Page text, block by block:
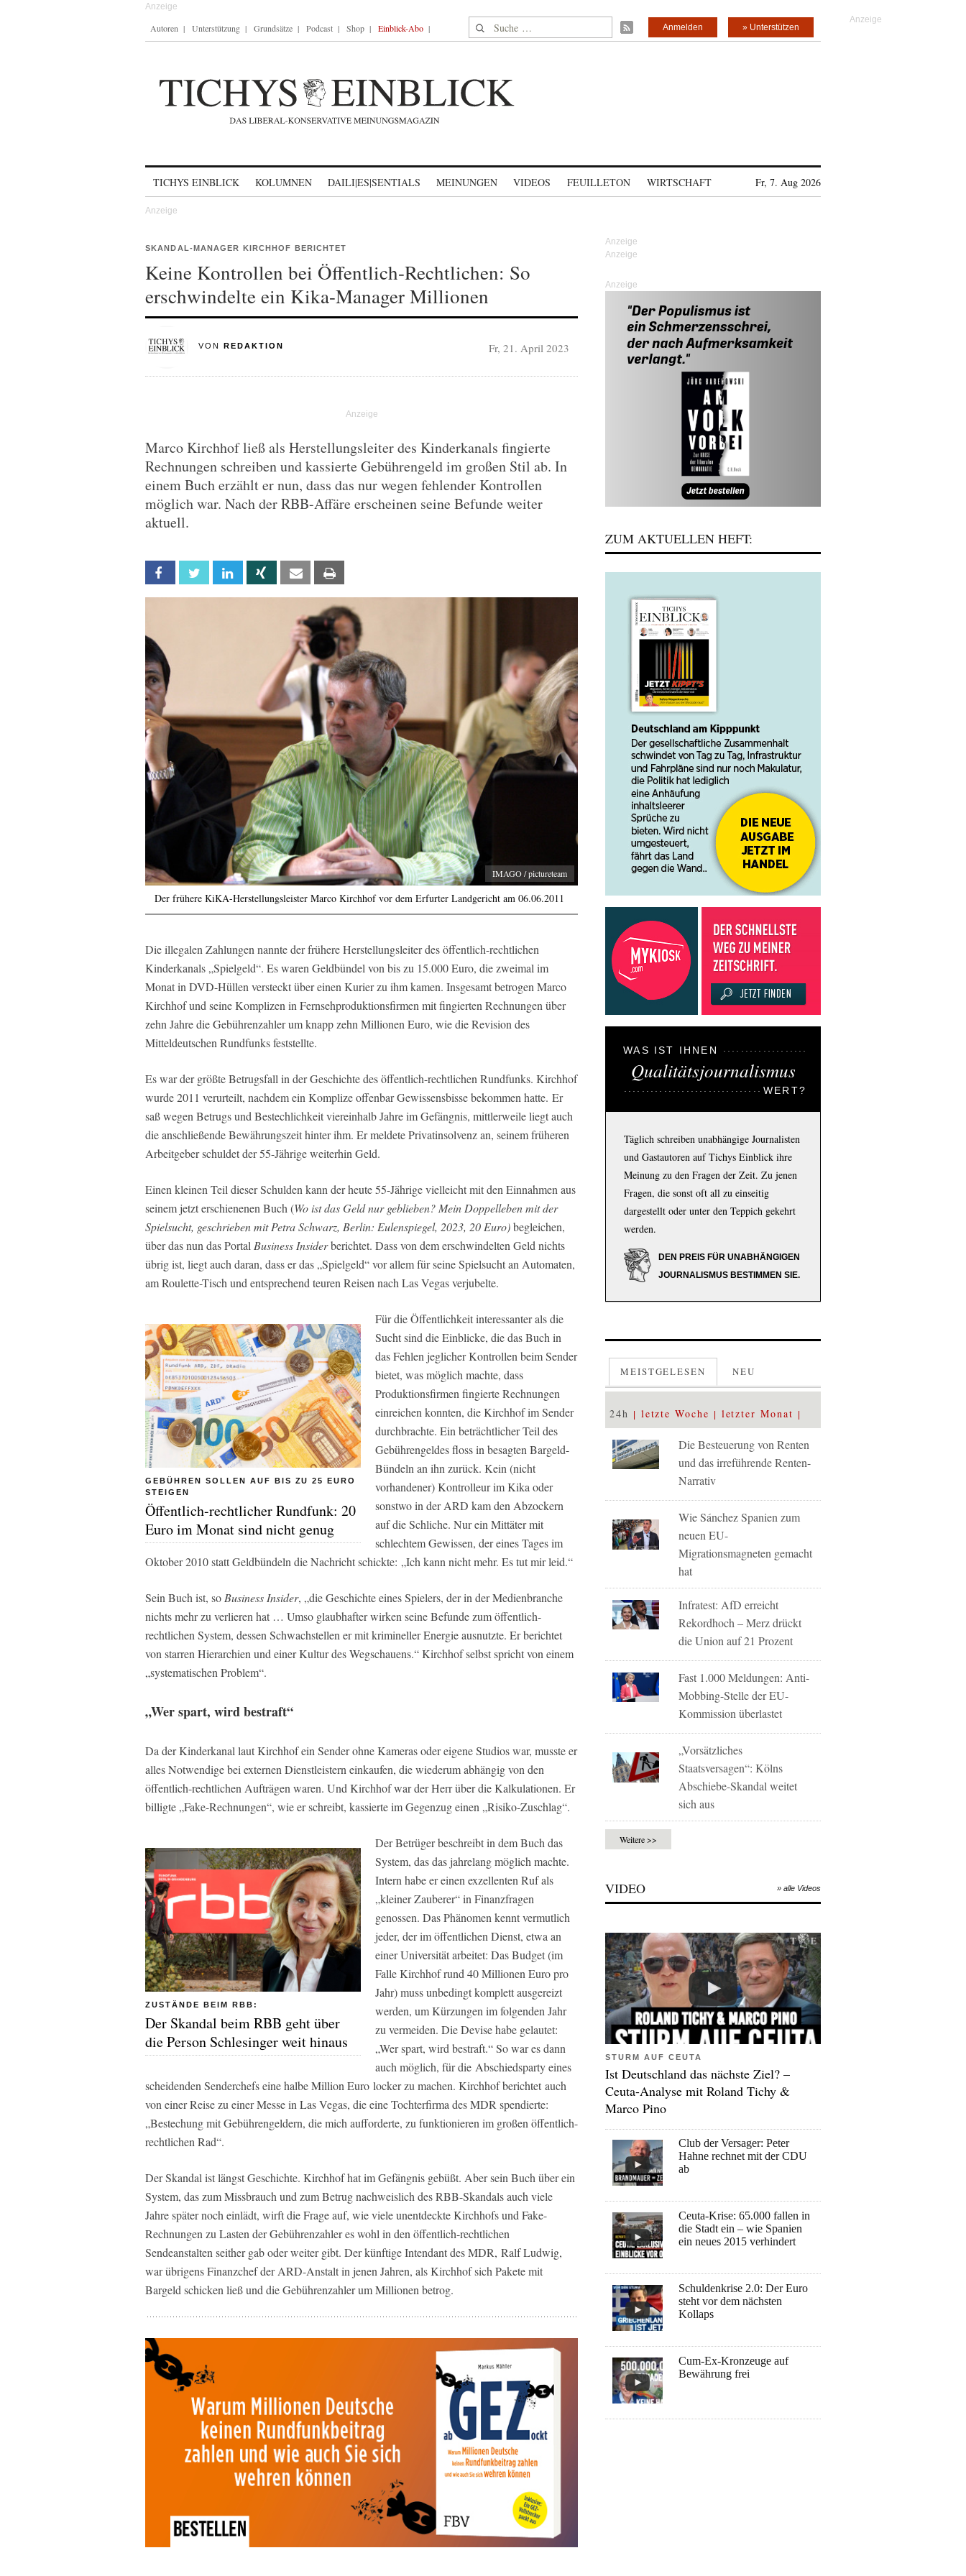
Autoren Unterstützung Grundsätze Podcast Shop Einblick-Abo Suche nach: » Unterstützen
Anmelden
TICHYS EINBLICK KOLUMNEN DAILI|ES|SENTIALS MEINUNGEN VIDEOS FEUILLETON WIRTSCHAFT Fr, 7. Aug 2026
SKANDAL-MANAGER KIRCHHOF BERICHTET
Keine Kontrollen bei Öffentlich-Rechtlichen: So
erschwindelte ein Kika-Manager Millionen
VON REDAKTION Fr, 21. April 2023
Marco Kirchhof ließ als Herstellungsleiter des Kinderkanals fingierte
Rechnungen schreiben und kassierte Gebührengeld im großen Stil ab. In
einem Buch erzählt er nun, dass das nur wegen fehlender Kontrollen
möglich war. Nach der RBB-Affäre erscheinen seine Befunde weiter
aktuell.
Facebook Twitter Linkedin Xing Email
IMAGO / pictureteam
Der frühere KiKA-Herstellungsleister Marco Kirchhof vor dem Erfurter Landgericht am 06.06.2011
Die illegalen Zahlungen nannte der frühere Herstellungsleiter des öffentlich-rechtlichen
Kinderkanals „Spielgeld“. Es waren Geldbündel von bis zu 15.000 Euro, die zweimal im
Monat in DVD-Hüllen versteckt über einen Kurier zu ihm kamen. Insgesamt betrogen Marco
Kirchhof und seine Komplizen in Fernsehproduktionsfirmen mit fingierten Rechnungen über
zehn Jahre die Gebührenzahler um knapp zehn Millionen Euro, wie die Revision des
Mitteldeutschen Rundfunks feststellte.
Es war der größte Betrugsfall in der Geschichte des öffentlich-rechtlichen Rundfunks. Kirchhof
wurde 2011 verurteilt, nachdem ein Komplize offenbar Gewissensbisse bekommen hatte. Er
saß wegen Betrugs und Bestechlichkeit viereinhalb Jahre im Gefängnis, mittlerweile liegt auch
die anschließende Bewährungszeit hinter ihm. Er meldete Privatinsolvenz an, seinem früheren
Arbeitgeber schuldet der 55-Jährige weiterhin Geld.
Einen kleinen Teil dieser Schulden kann der heute 55-Jährige vielleicht mit den Einnahmen aus
seinem jetzt erschienenen Buch (Wo ist das Geld nur geblieben? Mein Doppelleben mit der
Spielsucht, geschrieben mit Petra Schwarz, Berlin: Eulenspiegel, 2023, 20 Euro)begleichen,
über das nun das Portal Business Insiderberichtet. Dass von dem erschwindelten Geld nichts
übrig ist, liegt auch daran, dass er das „Spielgeld“ vor allem für seine Spielsucht an Automaten,
am Roulette-Tisch und entsprechend teuren Reisen nach Las Vegas verjubelte.
GEBÜHREN SOLLEN AUF BIS ZU 25 EURO
STEIGEN
Öffentlich-rechtlicher Rundfunk: 20
Euro im Monat sind nicht genug
Für die Öffentlichkeit interessanter als die
Sucht sind die Einblicke, die das Buch in
das Fehlen jeglicher Kontrollen beim Sender
bietet, was möglich machte, dass
Produktionsfirmen fingierte Rechnungen
einreichen konnten, die Kirchhof im Sender
durchbrachte. Ein beträchtlicher Teil des
Gebührengeldes floss in besagten Bargeld-
Bündeln an ihn zurück. Kein (nicht
vorhandener) Kontrolleur im Kika oder
sonstwo in der ARD kam den Abzockern
auf die Schliche. Nur ein Mittäter mit
schlechtem Gewissen, der eines Tages im
Oktober 2010 statt Geldbündeln die Nachricht schickte: „Ich kann nicht mehr. Es tut mir leid.“
Sein Buch ist, so Business Insider, „die Geschichte eines Spielers, der in der Medienbranche
nichts mehr zu verlieren hat … Umso glaubhafter wirken seine Befunde zum öffentlich-
rechtlichen System, dessen Schwachstellen er mit krimineller Energie ausnutzte. Er berichtet
von starren Hierarchien und einer Kultur des Wegschauens.“ Kirchhof selbst spricht von einem
„systematischen Problem“.
„Wer spart, wird bestraft“
Da der Kinderkanal laut Kirchhof ein Sender ohne Kameras oder eigene Studios war, musste er
alles Notwendige bei externen Dienstleistern einkaufen, die wiederum abhängig von den
öffentlich-rechtlichen Aufträgen waren. Und Kirchhof war der Herr über die Kalkulationen. Er
billigte „Fake-Rechnungen“, wie er schreibt, kassierte im Gegenzug einen „Risiko-Zuschlag“.
ZUSTÄNDE BEIM RBB:
Der Skandal beim RBB geht über
die Person Schlesinger weit hinaus
Der Betrüger beschreibt in dem Buch das
System, das das jahrelang möglich machte.
Intern habe er einen exzellenten Ruf als
„kleiner Zauberer“ in Finanzfragen
genossen. Das Phänomen kennt vermutlich
jeder, der im öffentlichen Dienst, etwa an
einer Universität arbeitet: Das Budget (im
Falle Kirchhof rund 40 Millionen Euro pro
Jahr) muss unbedingt komplett ausgereizt
werden, um Kürzungen im folgenden Jahr
zu vermeiden. Die Devise habe gelautet:
„Wer spart, wird bestraft.“ So war es dann
auch möglich, für die Abschiedsparty eines
scheidenden Senderchefs eine halbe Million Euro locker zu machen. Kirchhof berichtet auch
von einer Reise zu einer Messe in Las Vegas, die eine Tochterfirma des MDR spendierte:
„Bestechung mit Gebührengeldern, die mich aufforderte, zu funktionieren im großen öffentlich-
rechtlichen Rad“.
Der Skandal ist längst Geschichte. Kirchhof hat im Gefängnis gebüßt. Aber sein Buch über ein
System, das zum Missbrauch und zum Betrug nachweislich des RBB-Skandals auch viele
Jahre später noch einlädt, wirft die Frage auf, wie viele unentdeckte Kirchhofs und Fake-
Rechnungen zu Lasten der Gebührenzahler es wohl in den öffentlich-rechtlichen
Sendeanstalten seither gab oder weiter gibt. Der künftige Intendant des MDR, Ralf Ludwig,
war übrigens Finanzchef der ARD-Anstalt in jenen Jahren, als Kirchhof sich Pakete mit
Bargeld schicken ließ und die Gebührenzahler um Millionen betrog.
Anzeige
ZUM AKTUELLEN HEFT:
WAS IST IHNEN
Qualitätsjournalismus
WERT?
Täglich schreiben unabhängige Journalisten
und Gastautoren auf Tichys Einblick ihre
Meinung zu den Fragen der Zeit. Zu jenen
Fragen, die sonst oft all zu einseitig
dargestellt oder unter den Teppich gekehrt
werden.
DEN PREIS FÜR UNABHÄNGIGEN
JOURNALISMUS BESTIMMEN SIE.
MEISTGELESEN NEU
24h letzte Woche letzter Monat
Die Besteuerung von Renten
und das irreführende Renten-
Narrativ
Wie Sánchez Spanien zum
neuen EU-
Migrationsmagneten gemacht
hat
Infratest: AfD erreicht
Rekordhoch – Merz drückt
die Union auf 21 Prozent
Fast 1.000 Meldungen: Anti-
Mobbing-Stelle der EU-
Kommission überlastet
„Vorsätzliches
Staatsversagen“: Kölns
Abschiebe-Skandal weitet
sich aus
Weitere >>
VIDEO » alle Videos
STURM AUF CEUTA
Ist Deutschland das nächste Ziel? –
Ceuta-Analyse mit Roland Tichy &
Marco Pino
Club der Versager: Peter
Hahne rechnet mit der CDU
ab
Ceuta-Krise: 65.000 fallen in
die Stadt ein – wie Spanien
ein neues 2015 verhindert
Schuldenkrise 2.0: Der Euro
steht vor dem nächsten
Kollaps
Cum-Ex-Kronzeuge auf
Bewährung frei